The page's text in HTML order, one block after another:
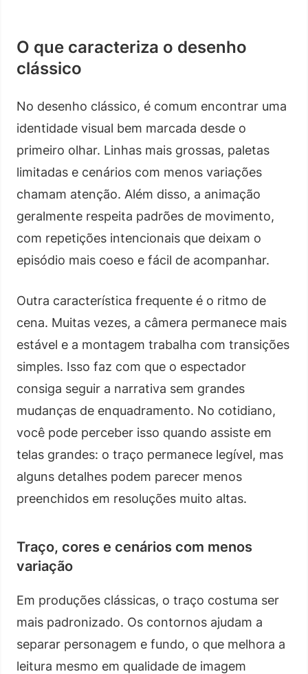
O que caracteriza o desenho
clássico
No desenho clássico, é comum encontrar uma
identidade visual bem marcada desde o
primeiro olhar. Linhas mais grossas, paletas
limitadas e cenários com menos variações
chamam atenção. Além disso, a animação
geralmente respeita padrões de movimento,
com repetições intencionais que deixam o
episódio mais coeso e fácil de acompanhar.
Outra característica frequente é o ritmo de
cena. Muitas vezes, a câmera permanece mais
estável e a montagem trabalha com transições
simples. Isso faz com que o espectador
consiga seguir a narrativa sem grandes
mudanças de enquadramento. No cotidiano,
você pode perceber isso quando assiste em
telas grandes: o traço permanece legível, mas
alguns detalhes podem parecer menos
preenchidos em resoluções muito altas.
Traço, cores e cenários com menos
variação
Em produções clássicas, o traço costuma ser
mais padronizado. Os contornos ajudam a
separar personagem e fundo, o que melhora a
leitura mesmo em qualidade de imagem